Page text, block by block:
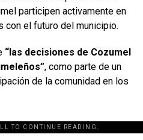
participen activamente en
con el futuro del municipio.
“las decisiones de Cozumel
, como parte de un
de la comunidad en los
TO CONTINUE READING.